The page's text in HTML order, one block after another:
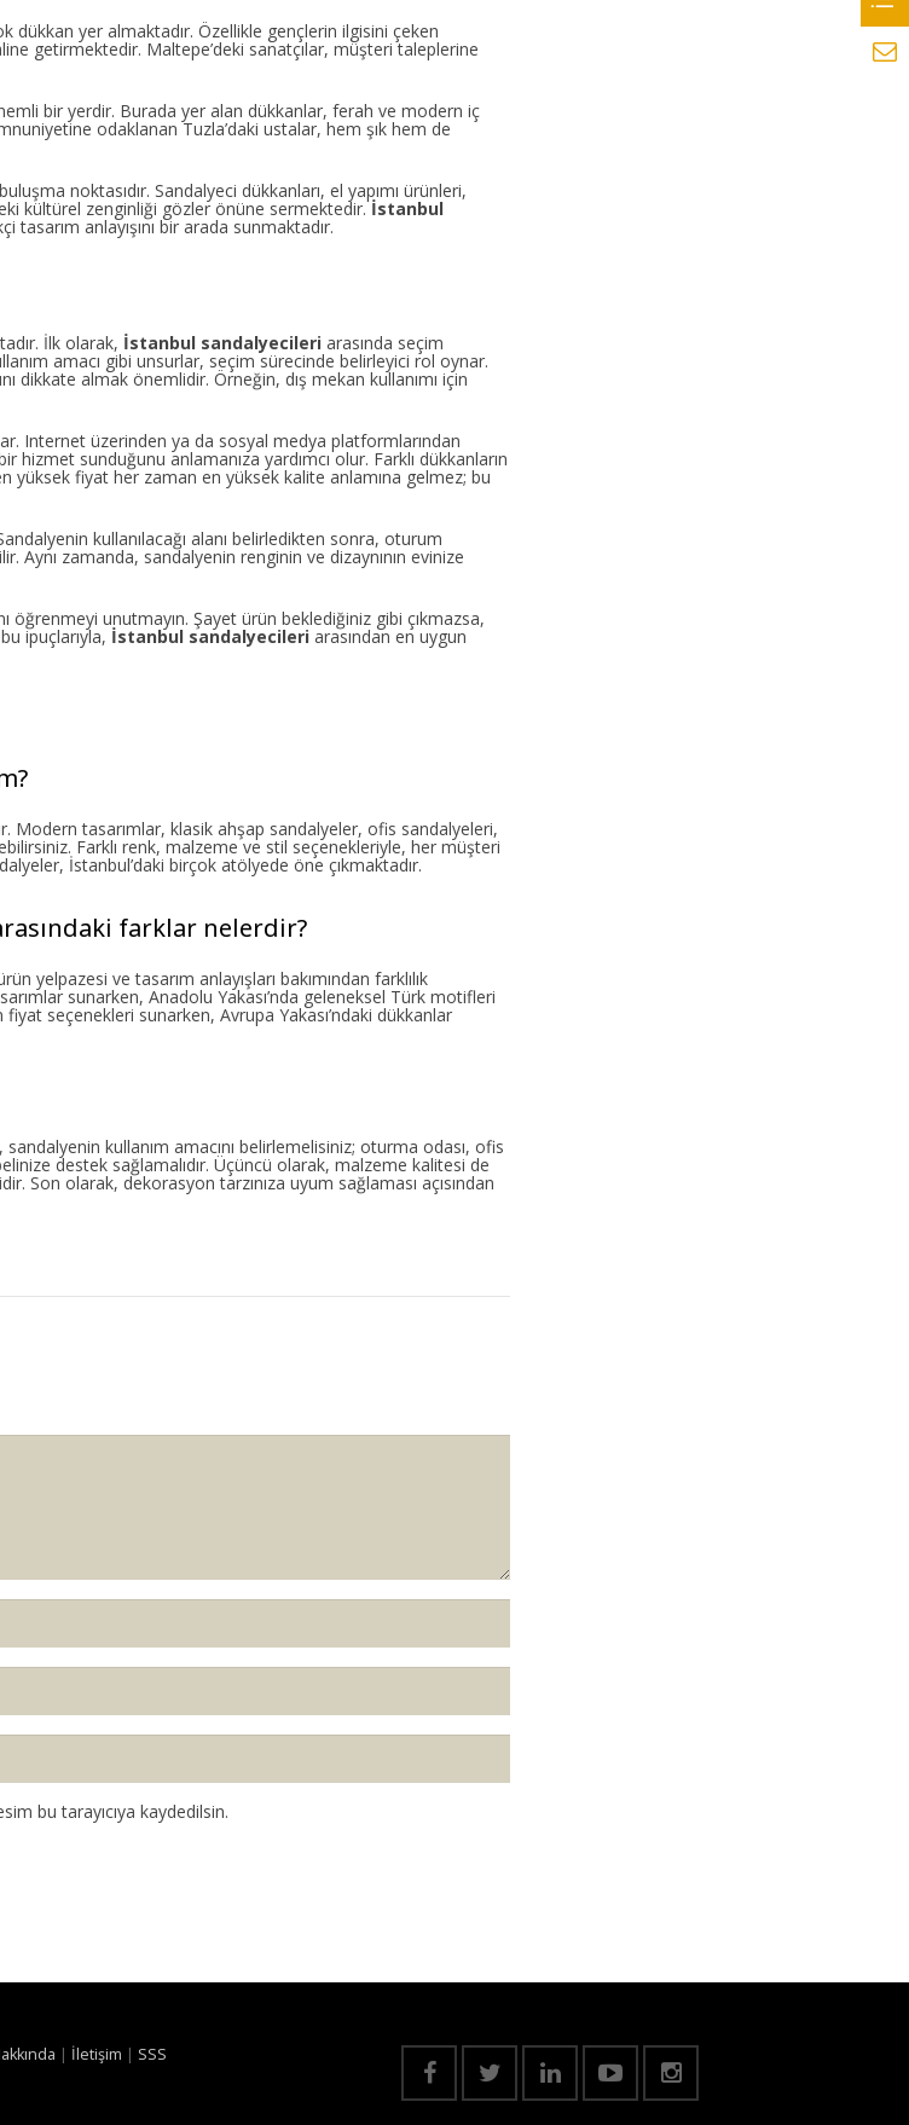
yer almaktadır. Özellikle gençlerin ilgisini çeken
getirmektedir. Maltepe’deki sanatçılar, müşteri taleplerine
bir yerdir. Burada yer alan dükkanlar, ferah ve modern iç
odaklanan Tuzla’daki ustalar, hem şık hem de
noktasıdır. Sandalyeci dükkanları, el yapımı ürünleri,
kültürel zenginliği gözler önüne sermektedir.İstanbul
tasarım anlayışını bir arada sunmaktadır.
İlk olarak, İstanbul sandalyecileri arasında seçim
amacı gibi unsurlar, seçim sürecinde belirleyici rol oynar.
dikkate almak önemlidir. Örneğin, dış mekan kullanımı için
Internet üzerinden ya da sosyal medya platformlarından
hizmet sunduğunu anlamanıza yardımcı olur. Farklı dükkanların
yüksek fiyat her zaman en yüksek kalite anlamına gelmez; bu
kullanılacağı alanı belirledikten sonra, oturum
zamanda, sandalyenin renginin ve dizaynının evinize
öğrenmeyi unutmayın. Şayet ürün beklediğiniz gibi çıkmazsa,
ipuçlarıyla, İstanbul sandalyecileri arasından en uygun
Modern tasarımlar, klasik ahşap sandalyeler, ofis sandalyeleri,
Farklı renk, malzeme ve stil seçenekleriyle, her müşteri
İstanbul’daki birçok atölyede öne çıkmaktadır.
farklar nelerdir?
yelpazesi ve tasarım anlayışları bakımından farklılık
sunarken, Anadolu Yakası’nda geleneksel Türk motifleri
fiyat seçenekleri sunarken, Avrupa Yakası’ndaki dükkanlar
kullanım amacını belirlemelisiniz; oturma odası, ofis
destek sağlamalıdır. Üçüncü olarak, malzeme kalitesi de
Son olarak, dekorasyon tarzınıza uyum sağlaması açısından
bu tarayıcıya kaydedilsin.
| İletişim | SSS